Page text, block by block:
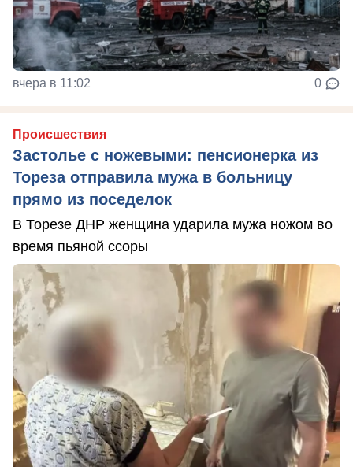
вчера в 11:02 0
Происшествия
Застолье с ножевыми: пенсионерка из
Тореза отправила мужа в больницу
прямо из поседелок
В Торезе ДНР женщина ударила мужа ножом во
время пьяной ссоры